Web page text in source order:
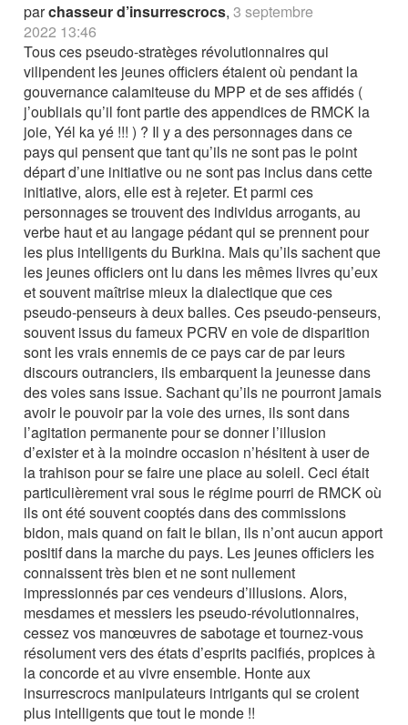
parchasseur d’insurrescrocs,3 septembre
2022 13:46
Tous ces pseudo-stratèges révolutionnaires qui
vilipendent les jeunes officiers étaient où pendant la
gouvernance calamiteuse du MPP et de ses affidés (
j’oubliais qu’il font partie des appendices de RMCK la
joie, Yél ka yé !!! ) ? Il y a des personnages dans ce
pays qui pensent que tant qu’ils ne sont pas le point
départ d’une initiative ou ne sont pas inclus dans cette
initiative, alors, elle est à rejeter. Et parmi ces
personnages se trouvent des individus arrogants, au
verbe haut et au langage pédant qui se prennent pour
les plus intelligents du Burkina. Mais qu’ils sachent que
les jeunes officiers ont lu dans les mêmes livres qu’eux
et souvent maîtrise mieux la dialectique que ces
pseudo-penseurs à deux balles. Ces pseudo-penseurs,
souvent issus du fameux PCRV en voie de disparition
sont les vrais ennemis de ce pays car de par leurs
discours outranciers, ils embarquent la jeunesse dans
des voies sans issue. Sachant qu’ils ne pourront jamais
avoir le pouvoir par la voie des urnes, ils sont dans
l’agitation permanente pour se donner l’illusion
d’exister et à la moindre occasion n’hésitent à user de
la trahison pour se faire une place au soleil. Ceci était
particulièrement vrai sous le régime pourri de RMCK où
ils ont été souvent cooptés dans des commissions
bidon, mais quand on fait le bilan, ils n’ont aucun apport
positif dans la marche du pays. Les jeunes officiers les
connaissent très bien et ne sont nullement
impressionnés par ces vendeurs d’illusions. Alors,
mesdames et messiers les pseudo-révolutionnaires,
cessez vos manœuvres de sabotage et tournez-vous
résolument vers des états d’esprits pacifiés, propices à
la concorde et au vivre ensemble. Honte aux
insurrescrocs manipulateurs intrigants qui se croient
plus intelligents que tout le monde !!